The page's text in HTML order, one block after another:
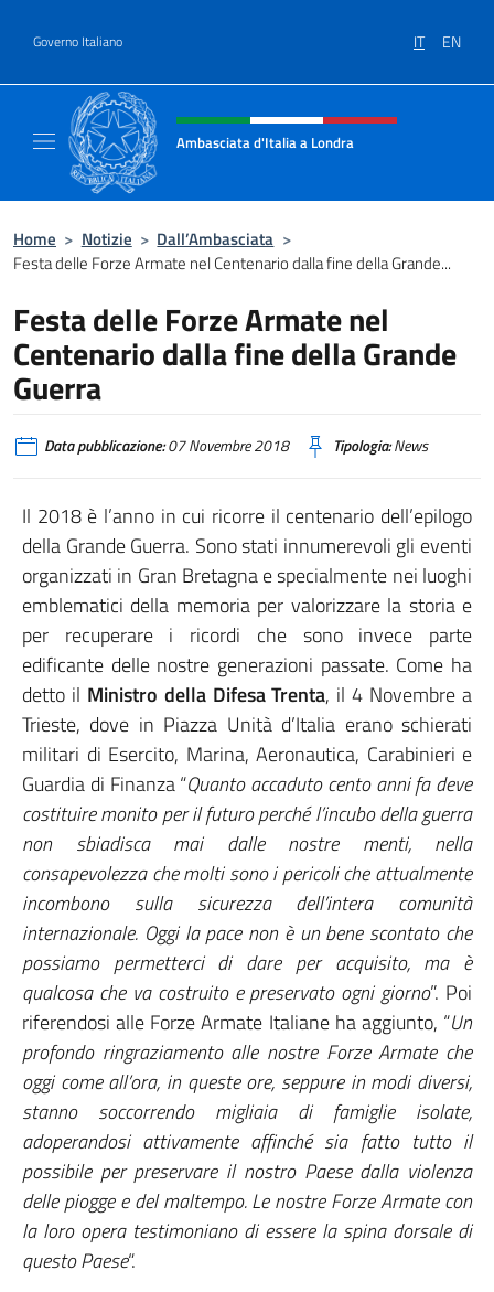
Governo Italiano IT EN
Intestazione sito, social e menù
Ambasciata d'Italia a Londra
Home > Notizie > Dall’Ambasciata >
Festa delle Forze Armate nel Centenario dalla fine della Grande...
Festa delle Forze Armate nel
Centenario dalla fine della Grande
Guerra
Data pubblicazione:07 Novembre 2018 Tipologia:News
Il 2018 è l’anno in cui ricorre il centenario dell’epilogo
della Grande Guerra. Sono stati innumerevoli gli eventi
organizzati in Gran Bretagna e specialmente nei luoghi
emblematici della memoria per valorizzare la storia e
per recuperare i ricordi che sono invece parte
edificante delle nostre generazioni passate. Come ha
detto il Ministro della Difesa Trenta, il 4 Novembre a
Trieste, dove in Piazza Unità d’Italia erano schierati
militari di Esercito, Marina, Aeronautica, Carabinieri e
Guardia di Finanza “Quanto accaduto cento anni fa deve
costituire monito per il futuro perché l’incubo della guerra
non sbiadisca mai dalle nostre menti, nella
consapevolezza che molti sono i pericoli che attualmente
incombono sulla sicurezza dell’intera comunità
internazionale. Oggi la pace non è un bene scontato che
possiamo permetterci di dare per acquisito, ma è
qualcosa che va costruito e preservato ogni giorno”. Poi
riferendosi alle Forze Armate Italiane ha aggiunto, “Un
profondo ringraziamento alle nostre Forze Armate che
oggi come all’ora, in queste ore, seppure in modi diversi,
stanno soccorrendo migliaia di famiglie isolate,
adoperandosi attivamente affinché sia fatto tutto il
possibile per preservare il nostro Paese dalla violenza
delle piogge e del maltempo. Le nostre Forze Armate con
la loro opera testimoniano di essere la spina dorsale di
questo Paese“.